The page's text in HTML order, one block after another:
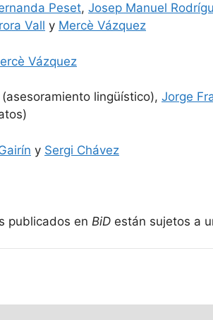
Peset, Josep Manuel
Vall y Mercè Vázquez
Vázquez
(asesoramiento lingüístico), Jorge
y Sergi Chávez
publicados en BiD están sujetos a